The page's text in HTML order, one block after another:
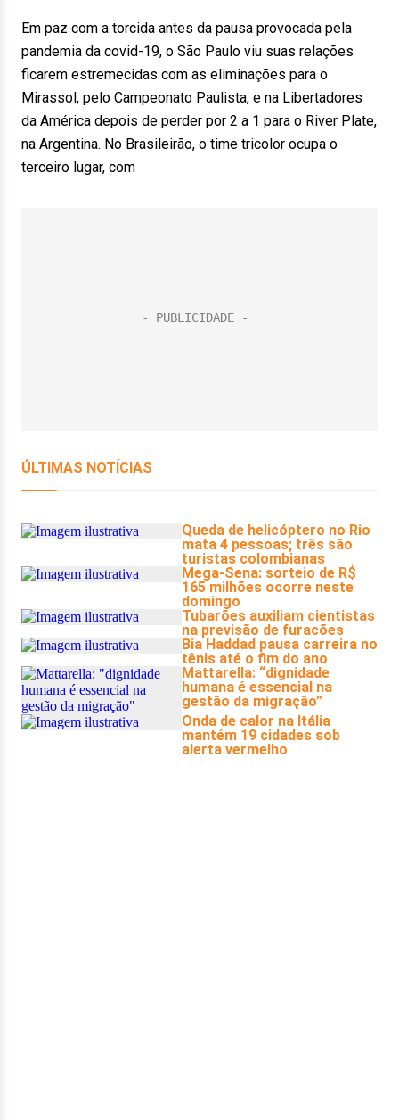
Em paz com a torcida antes da pausa provocada pela
pandemia da covid-19, o São Paulo viu suas relações
ficarem estremecidas com as eliminações para o
Mirassol, pelo Campeonato Paulista, e na Libertadores
da América depois de perder por 2 a 1 para o River Plate,
na Argentina. No Brasileirão, o time tricolor ocupa o
terceiro lugar, com